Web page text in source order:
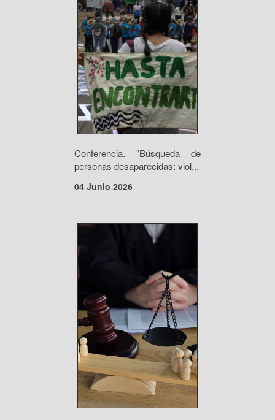
Conferencia. "Búsqueda de
personas desaparecidas: viol...
04 Junio 2026